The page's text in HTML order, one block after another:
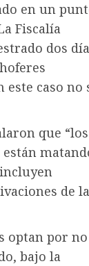
en un
Fiscalía
dos
caso no
que “los
de la
optan por no
bajo la